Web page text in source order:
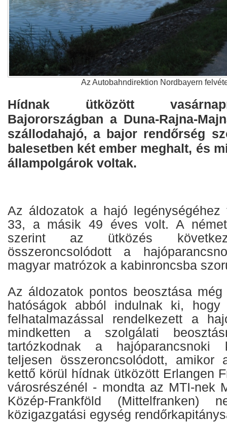
Az Autobahndirektion Nordbayern
Hídnak ütközött
Bajorországban a Duna-Rajna-
szállodahajó, a bajor rendőrség
balesetben két ember meghalt, és
állampolgárok voltak.
Az áldozatok a hajó legénységéhez
33, a másik 49 éves volt. A
szerint az ütközés
összeroncsolódott a
magyar matrózok a kabinroncsba
Az áldozatok pontos beosztása
hatóságok abból indulnak ki, hogy
felhatalmazással rendelkezett a
mindketten a szolgálati
tartózkodnak a hajóparancsnoki
teljesen összeroncsolódott,
kettő körül hídnak ütközött Erlangen
városrészénél - mondta az MTI-nek
Közép-Frankföld (Mittelfranken)
közigazgatási egység